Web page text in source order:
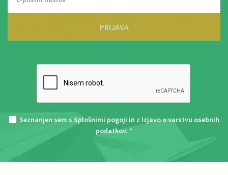
PRIJAVA
Seznanjen sem s Splošnimi pogoji in z Izjavo o varstvu osebnih
podatkov. *